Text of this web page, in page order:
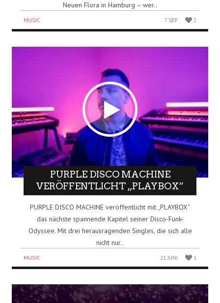
Neuen Flora in Hamburg – wer..
MUSIC 7 SEP. 2
PURPLE DISCO MACHINE
VERÖFFENTLICHT „PLAYBOX“
PURPLE DISCO MACHINE veröffentlicht mit „PLAYBOX“
das nächste spannende Kapitel seiner Disco-Funk-
Odyssee. Mit drei herausragenden Singles, die sich alle
nicht nur..
MUSIC 21 JUNI 1